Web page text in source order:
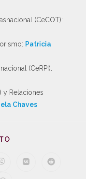
(CeCOT):
Patricia
(CeRPI):
y Relaciones
Chaves